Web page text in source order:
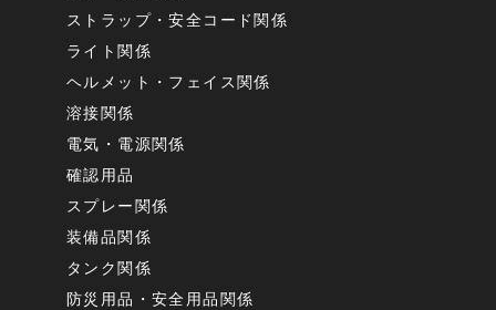
ストラップ・安全コード関係
ライト関係
ヘルメット・フェイス関係
溶接関係
電気・電源関係
確認用品
スプレー関係
装備品関係
タンク関係
防災用品・安全用品関係